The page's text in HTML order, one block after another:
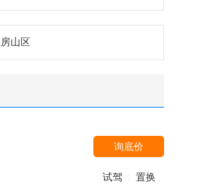
房山区
询底价
试驾 置换